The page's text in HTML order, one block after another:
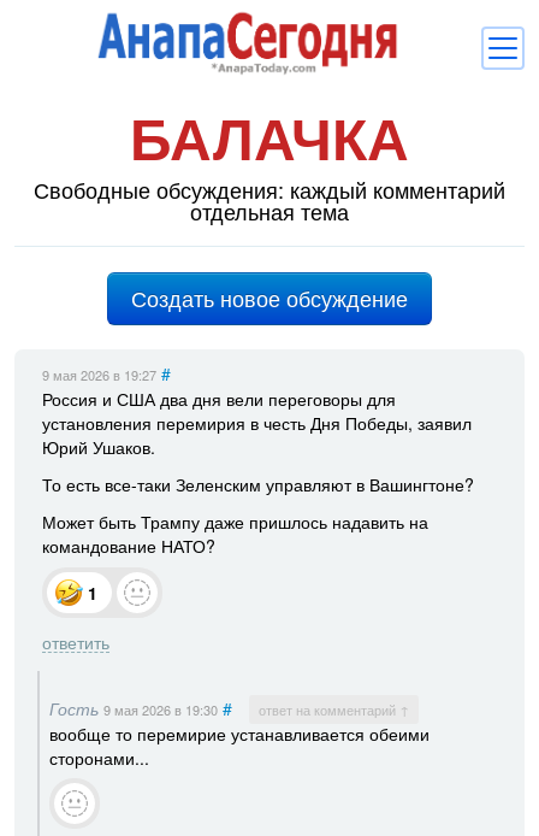
Новости
Блоги
Комментарии
Об Анапе
Регистрация и Вход
БАЛАЧКА
Свободные обсуждения: каждый комментарий
отдельная тема
Создать новое обсуждение
9 мая 2026 в 19:27 #
Россия и США два дня вели переговоры для
установления перемирия в честь Дня Победы, заявил
Юрий Ушаков.
То есть все-таки Зеленским управляют в Вашингтоне?
Может быть Трампу даже пришлось надавить на
командование НАТО?
1
ответить
Гость 9 мая 2026 в 19:30 # ответ на комментарий ↑
вообще то перемирие устанавливается обеими
сторонами...